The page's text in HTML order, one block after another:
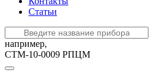
Статьи
например,
СТМ-10-0009 РПЦМ